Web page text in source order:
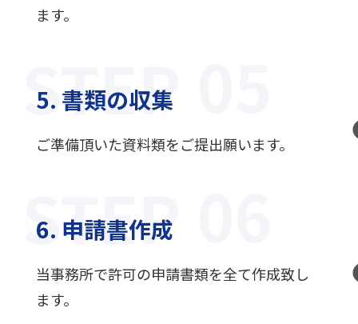
ます。
STEP
5. 書類の収集
ご準備頂いた資料類をご提出願います。
STEP
6. 申請書作成
当事務所で許可の申請書類を全て作成致し
ます。